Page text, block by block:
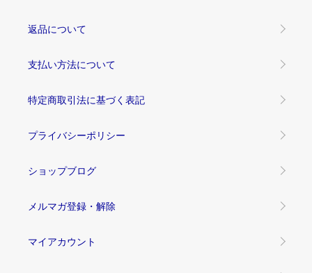
返品について
支払い方法について
特定商取引法に基づく表記
プライバシーポリシー
ショップブログ
メルマガ登録・解除
マイアカウント